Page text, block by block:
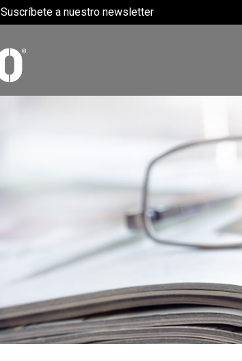
Suscríbete a nuestro newsletter